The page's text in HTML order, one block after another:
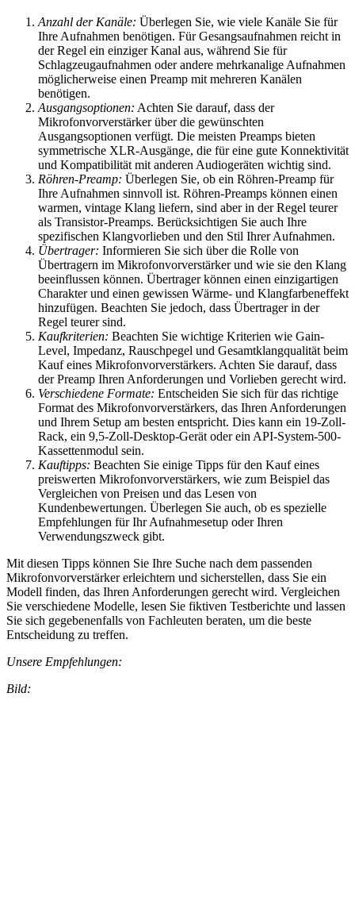
Anzahl der Kanäle: Überlegen Sie, wie viele Kanäle Sie für
Ihre Aufnahmen benötigen. Für Gesangsaufnahmen reicht in
der Regel ein einziger Kanal aus, während Sie für
Schlagzeugaufnahmen oder andere mehrkanalige Aufnahmen
möglicherweise einen Preamp mit mehreren Kanälen
benötigen.
Ausgangsoptionen: Achten Sie darauf, dass der
Mikrofonvorverstärker über die gewünschten
Ausgangsoptionen verfügt. Die meisten Preamps bieten
symmetrische XLR-Ausgänge, die für eine gute Konnektivität
und Kompatibilität mit anderen Audiogeräten wichtig sind.
Röhren-Preamp: Überlegen Sie, ob ein Röhren-Preamp für
Ihre Aufnahmen sinnvoll ist. Röhren-Preamps können einen
warmen, vintage Klang liefern, sind aber in der Regel teurer
als Transistor-Preamps. Berücksichtigen Sie auch Ihre
spezifischen Klangvorlieben und den Stil Ihrer Aufnahmen.
Übertrager: Informieren Sie sich über die Rolle von
Übertragern im Mikrofonvorverstärker und wie sie den Klang
beeinflussen können. Übertrager können einen einzigartigen
Charakter und einen gewissen Wärme- und Klangfarbeneffekt
hinzufügen. Beachten Sie jedoch, dass Übertrager in der
Regel teurer sind.
Kaufkriterien: Beachten Sie wichtige Kriterien wie Gain-
Level, Impedanz, Rauschpegel und Gesamtklangqualität beim
Kauf eines Mikrofonvorverstärkers. Achten Sie darauf, dass
der Preamp Ihren Anforderungen und Vorlieben gerecht wird.
Verschiedene Formate: Entscheiden Sie sich für das richtige
Format des Mikrofonvorverstärkers, das Ihren Anforderungen
und Ihrem Setup am besten entspricht. Dies kann ein 19-Zoll-
Rack, ein 9,5-Zoll-Desktop-Gerät oder ein API-System-500-
Kassettenmodul sein.
Kauftipps: Beachten Sie einige Tipps für den Kauf eines
preiswerten Mikrofonvorverstärkers, wie zum Beispiel das
Vergleichen von Preisen und das Lesen von
Kundenbewertungen. Überlegen Sie auch, ob es spezielle
Empfehlungen für Ihr Aufnahmesetup oder Ihren
Verwendungszweck gibt.
Mit diesen Tipps können Sie Ihre Suche nach dem passenden
Mikrofonvorverstärker erleichtern und sicherstellen, dass Sie ein
Modell finden, das Ihren Anforderungen gerecht wird. Vergleichen
Sie verschiedene Modelle, lesen Sie fiktiven Testberichte und lassen
Sie sich gegebenenfalls von Fachleuten beraten, um die beste
Entscheidung zu treffen.
Unsere Empfehlungen:
Bild: